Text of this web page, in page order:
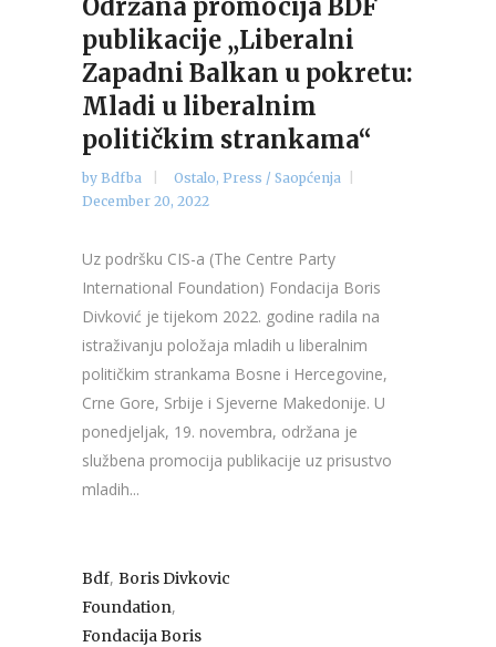
Održana promocija BDF
publikacije „Liberalni
Zapadni Balkan u pokretu:
Mladi u liberalnim
političkim strankama“
by Bdfba Ostalo, Press / Saopćenja
December 20, 2022
Uz podršku CIS-a (The Centre Party
International Foundation) Fondacija Boris
Divković je tijekom 2022. godine radila na
istraživanju položaja mladih u liberalnim
političkim strankama Bosne i Hercegovine,
Crne Gore, Srbije i Sjeverne Makedonije. U
ponedjeljak, 19. novembra, održana je
službena promocija publikacije uz prisustvo
mladih...
Bdf, Boris Divkovic
Foundation,
Fondacija Boris